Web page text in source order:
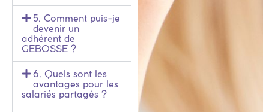
5. Comment puis-je
devenir un
adhérent de
GEBOSSE ?
6. Quels sont les
avantages pour les
salariés partagés ?